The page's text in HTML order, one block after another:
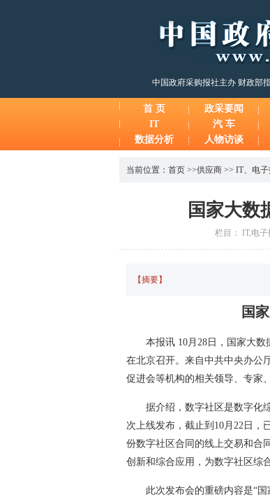
中国政府采购报社主办 财政部
首 页 政采要闻
IT
汽 车
数据分析
人物访谈
当前位置： 首页 >>供应商 >> IT、 电子
国家大数
栏目： IT,电
【摘要】
国
本报讯 10月28日，国家大
在北京召开。来自中共中央办公
促进会等机构的相关领导、专家
据介绍，数字社区是数字化
次上线发布，截止到10月22日，
份数字社区合同的线上交易和合
创新和综合应用，为数字社区综
此次发布会的重磅内容是“